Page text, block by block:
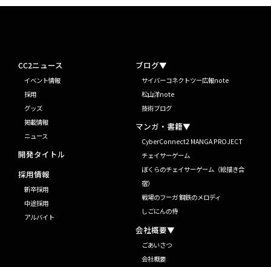
CC2ニュース
イベント情報
採用
グッズ
掲載情報
ニュース
開発タイトル
採用情報
新卒採用
中途採用
アルバイト
ブログ▼
サイバーコネクトツー広報note
松山洋note
技術ブログ
マンガ・書籍▼
CyberConnect2 MANGA PROJECT
チェイサーゲーム
ぼくらのチェイサーゲーム（絵描き合
宿）
戦場のフーガ 鋼鉄のメロディ
しごにんの侍
会社概要▼
ごあいさつ
会社概要